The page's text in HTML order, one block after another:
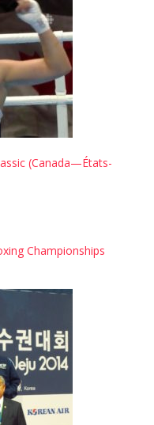
(Canada—États-
Championships